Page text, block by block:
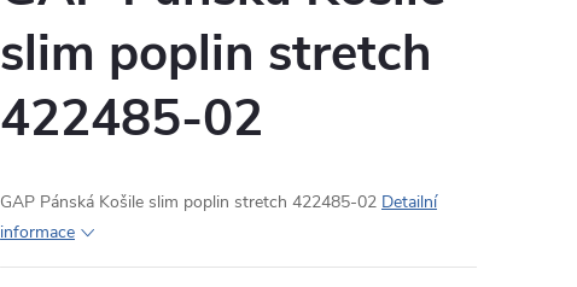
slim poplin stretch
422485-02
GAP Pánská Košile slim poplin stretch 422485-02 Detailní
informace